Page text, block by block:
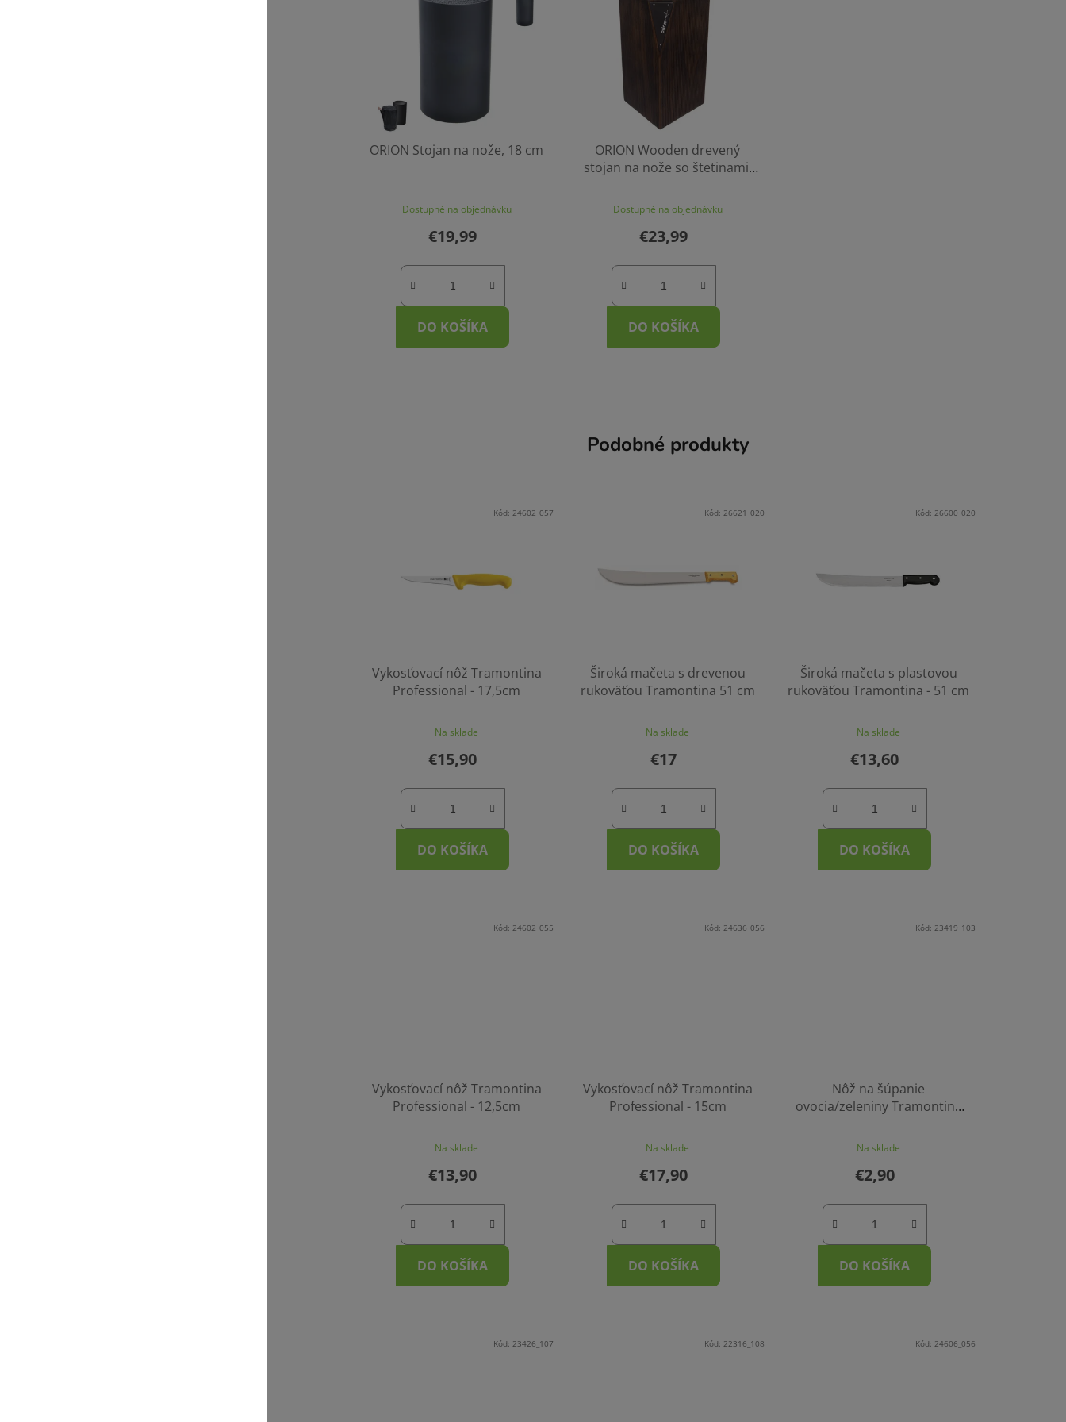
ORION Stojan na nože, 18 cm
Dostupné na objednávku
€19,99
DO KOŠÍKA
ORION Wooden drevený
stojan na nože so štetinami,
Dostupné na objednávku
€23,99
DO KOŠÍKA
Podobné produkty
Vykosťovací nôž Tramontina
Professional - 17,5cm
Na sklade
€15,90
DO KOŠÍKA
Kód: 24602_057
Široká mačeta s drevenou
rukoväťou Tramontina 51 cm
Na sklade
€17
DO KOŠÍKA
Kód: 26621_020
Široká mačeta s plastovou
rukoväťou Tramontina - 51 cm
Na sklade
€13,60
DO KOŠÍKA
Kód: 26600_020
Vykosťovací nôž Tramontina
Professional - 12,5cm
Na sklade
€13,90
DO KOŠÍKA
Kód: 24602_055
Vykosťovací nôž Tramontina
Professional - 15cm
Na sklade
€17,90
DO KOŠÍKA
Kód: 24636_056
Nôž na šúpanie
ovocia/zeleniny Tramontina
Na sklade
€2,90
DO KOŠÍKA
Kód: 23419_103
Kód: 23426_107 Kód: 22316_108 Kód: 24606_056